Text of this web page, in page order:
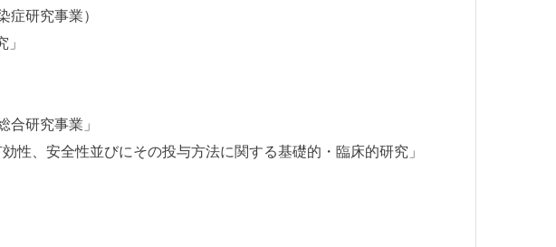
研究事業）
研究事業」
性、安全性並びにその投与方法に関する基礎的・臨床的研究」